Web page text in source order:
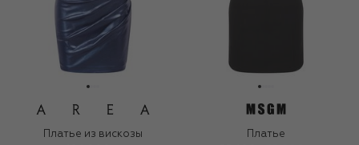
Платье из вискозы
Платье